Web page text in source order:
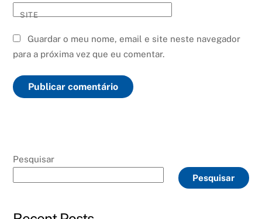
SITE
Guardar o meu nome, email e site neste navegador
para a próxima vez que eu comentar.
Pesquisar
Pesquisar